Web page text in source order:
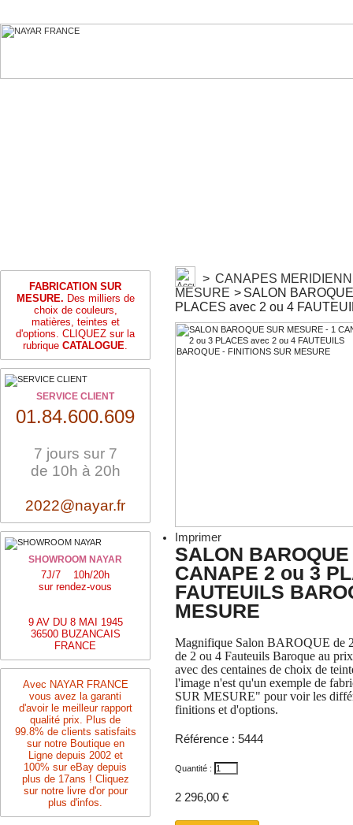
FABRICATION SUR
MESURE. Des milliers de
choix de couleurs,
matières, teintes et
d'options. CLIQUEZ sur la
rubrique CATALOGUE.
SERVICE CLIENT
01.84.600.609
7 jours sur 7
de 10h à 20h
2022@nayar.fr
SHOWROOM NAYAR
7J/7 10h/20h
sur rendez-vous
9 AV DU 8 MAI 1945
36500 BUZANCAIS
FRANCE
Avec NAYAR FRANCE
vous avez la garanti
d'avoir le meilleur rapport
qualité prix. Plus de
99.8% de clients satisfaits
sur notre Boutique en
Ligne depuis 2002 et
100% sur eBay depuis
plus de 17ans ! Cliquez
sur notre livre d'or pour
plus d'infos.
> CANAPES
MESURE > SALON
PLACES avec 2 ou 4
Imprimer
SALON
CANAPE 2 ou 3
FAUTEUILS
MESURE
Magnifique Salon BAROQUE de
de 2 ou 4 Fauteuils Baroque au
avec des centaines de choix de
l'image n'est qu'un exemple de
SUR MESURE" pour voir les
finitions et d'options.
Référence : 5444
Quantité :
2 296,00 €